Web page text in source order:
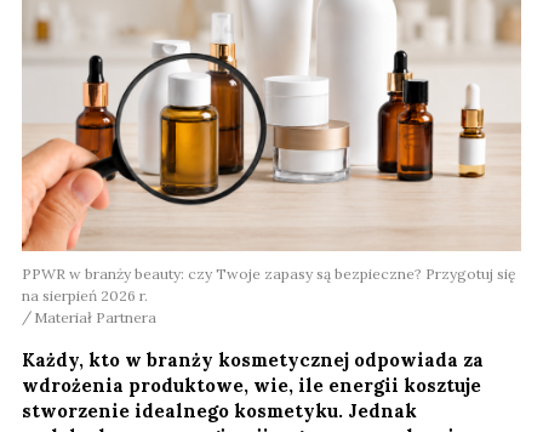
PPWR w branży beauty: czy Twoje zapasy są bezpieczne? Przygotuj się
na sierpień 2026 r.
Materiał Partnera
Każdy, kto w branży kosmetycznej odpowiada za
wdrożenia produktowe, wie, ile energii kosztuje
stworzenie idealnego kosmetyku. Jednak